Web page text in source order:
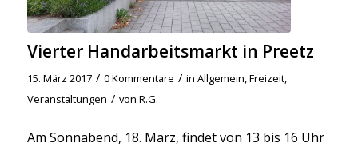
Vierter Handarbeitsmarkt in Preetz
15. März 2017 / 0 Kommentare / in Allgemein,Freizeit,
Veranstaltungen / von R.G.
Am Sonnabend, 18. März, findet von 13 bis 16 Uhr